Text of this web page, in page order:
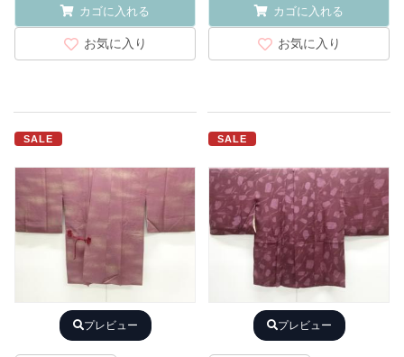
カゴに入れる
お気に入り
カゴに入れる
お気に入り
SALE
プレビュー
SALE
プレビュー